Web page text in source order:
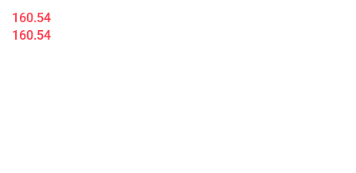
160.54
160.54